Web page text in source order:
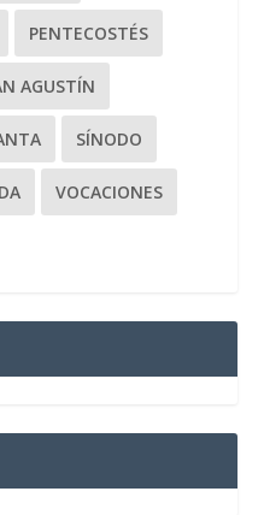
PENTECOSTÉS
AGUSTÍN
SÍNODO
VOCACIONES